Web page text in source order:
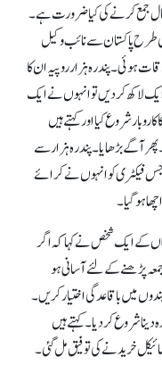
جمع کرنے کی کیا ضرورت ہے۔
طرح پاکستان سے نائب وکیل
ہوئی۔ پندرہ ہزار روپیہ ان کا
ایک لاکھ کردیں تو انہوں نے ایک
شروع کیا اور کہتے ہیں
آگے بڑھایا۔ پندرہ ہزار سے
جس فیکٹری کو انہوں نے کرائے
ہو گیا۔
کے ایک شخص نے کہا کہ اگر
پڑھنے کے لئے آسانی ہو
میں باقاعدگی اختیار کریں۔
دینا شروع کر دیا۔ کہتے ہیں
خریدنے کی توفیق مل گئی۔